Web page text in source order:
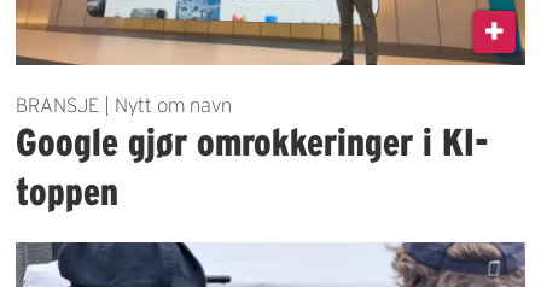
BRANSJE | Nytt om navn
Google gjør omrokkeringer i KI-
toppen